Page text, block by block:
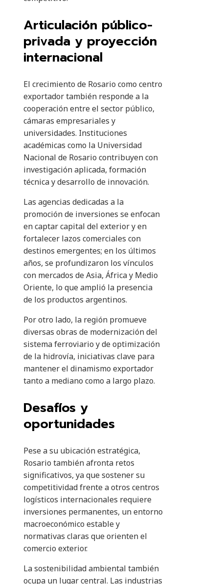
Articulación público-
privada y proyección
internacional
El crecimiento de Rosario como centro
exportador también responde a la
cooperación entre el sector público,
cámaras empresariales y
universidades. Instituciones
académicas como la Universidad
Nacional de Rosario contribuyen con
investigación aplicada, formación
técnica y desarrollo de innovación.
Las agencias dedicadas a la
promoción de inversiones se enfocan
en captar capital del exterior y en
fortalecer lazos comerciales con
destinos emergentes; en los últimos
años, se profundizaron los vínculos
con mercados de Asia, África y Medio
Oriente, lo que amplió la presencia
de los productos argentinos.
Por otro lado, la región promueve
diversas obras de modernización del
sistema ferroviario y de optimización
de la hidrovía, iniciativas clave para
mantener el dinamismo exportador
tanto a mediano como a largo plazo.
Desafíos y
oportunidades
Pese a su ubicación estratégica,
Rosario también afronta retos
significativos, ya que sostener su
competitividad frente a otros centros
logísticos internacionales requiere
inversiones permanentes, un entorno
macroeconómico estable y
normativas claras que orienten el
comercio exterior.
La sostenibilidad ambiental también
ocupa un lugar central. Las industrias